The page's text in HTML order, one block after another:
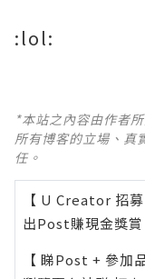
:lol:
*本站之內容由作者
所有博客的立場、真
任。
【 U Creator 招募
出Post賺現金獎
【 睇Post + 參加